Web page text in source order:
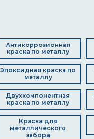
Антикоррозионная
краска по металлу
Эпоксидная краска по
металлу
Двухкомпонентная
краска по металлу
Краска для
металлического
забора